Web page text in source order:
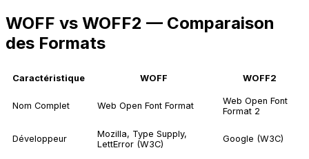
WOFF vs WOFF2 — Comparaison
des Formats
Caractéristique WOFF WOFF2
Nom Complet Web Open Font Format
Web Open Font
Format 2
Développeur
Mozilla, Type Supply,
LettError (W3C)
Google (W3C)